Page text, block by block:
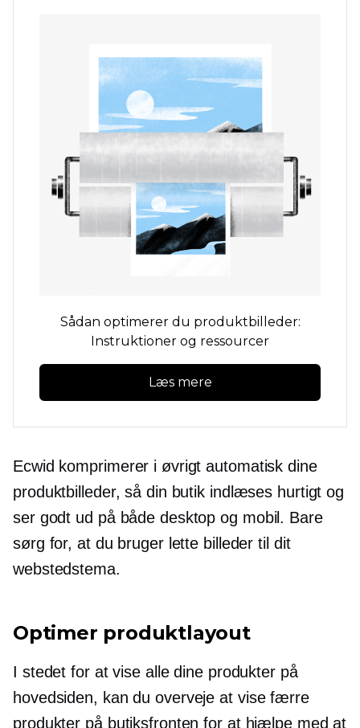
Sådan optimerer du produktbilleder:
Instruktioner og ressourcer
Læs mere
Ecwid komprimerer i øvrigt automatisk dine
produktbilleder, så din butik indlæses hurtigt og
ser godt ud på både desktop og mobil. Bare
sørg for, at du bruger lette billeder til dit
webstedstema.
Optimer produktlayout
I stedet for at vise alle dine produkter på
hovedsiden, kan du overveje at vise færre
produkter på butiksfronten for at hjælpe med at